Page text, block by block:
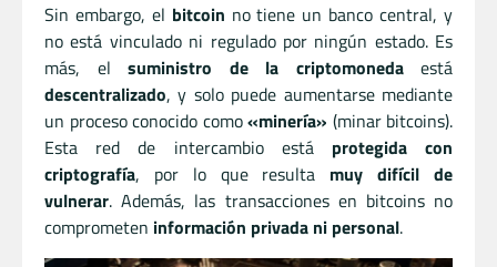
Sin embargo, el bitcoin no tiene un banco central, y
no está vinculado ni regulado por ningún estado. Es
más, el suministro de la criptomonedaestá
descentralizado, y solo puede aumentarse mediante
un proceso conocido como«minería» (minar bitcoins).
Esta red de intercambio está protegida con
criptografía, por lo que resulta muy difícil de
vulnerar. Además, las transacciones en bitcoins no
comprometen información privada ni personal.